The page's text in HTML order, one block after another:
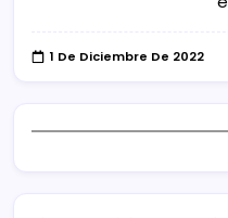
1 De Diciembre De 2022